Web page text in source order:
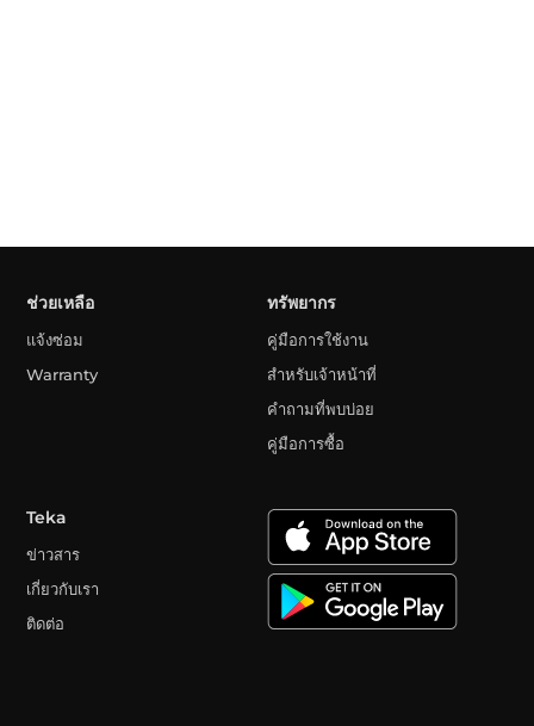
ช่วยเหลือ
แจ้งซ่อม
Warranty
ทรัพยากร
คู่มือการใช้งาน
สำหรับเจ้าหน้าที่
คำถามที่พบบ่อย
คู่มือการซื้อ
Teka
ข่าวสาร
เกี่ยวกับเรา
ติดต่อ